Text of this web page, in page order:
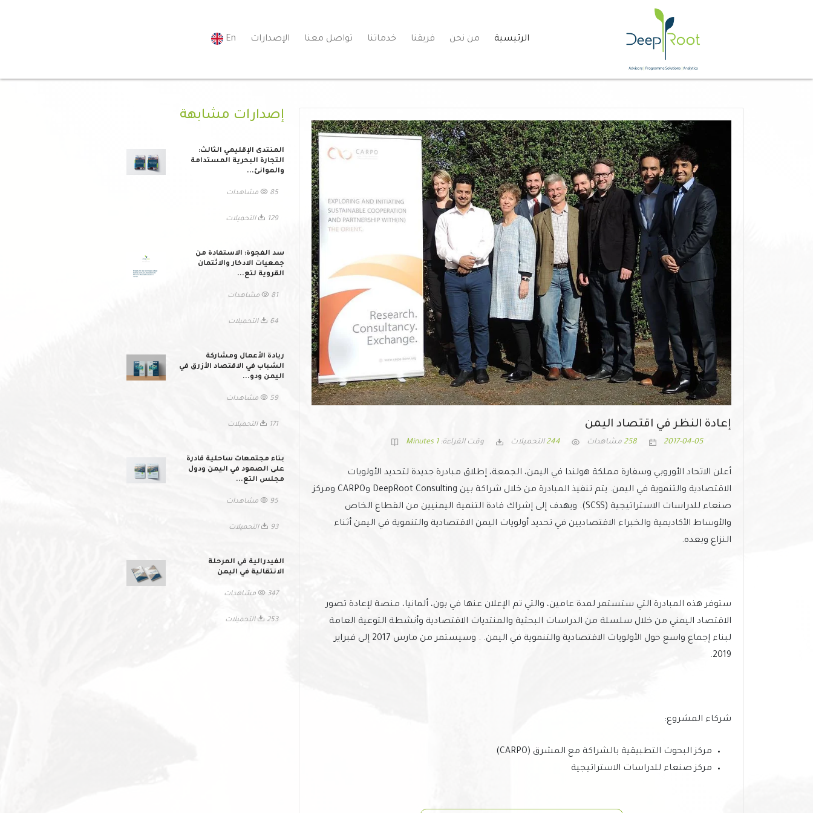
الرئيسية من نحن فريقنا خدماتنا تواصل معنا الإصدارات En
إعادة النظر في اقتصاد اليمن
2017-04-05
258 مشاهدات 244التحميلات وقت القراءة:1 Minutes
أعلن الاتحاد الأوروبي وسفارة مملكة هولندا في اليمن، الجمعة، إطلاق مبادرة جديدة لتحديد الأولويات
الاقتصادية والتنموية في اليمن. يتم تنفيذ المبادرة من خلال شراكة بين DeepRoot Consulting وCARPO ومركز
صنعاء للدراسات الاستراتيجية (SCSS). ويهدف إلى إشراك قادة التنمية اليمنيين من القطاع الخاص
والأوساط الأكاديمية والخبراء الاقتصاديين في تحديد أولويات اليمن الاقتصادية والتنموية في اليمن أثناء
النزاع وبعده.
ستوفر هذه المبادرة التي ستستمر لمدة عامين، والتي تم الإعلان عنها في بون، ألمانيا، منصة لإعادة تصور
الاقتصاد اليمني من خلال سلسلة من الدراسات البحثية والمنتديات الاقتصادية وأنشطة التوعية العامة
لبناء إجماع واسع حول الأولويات الاقتصادية والتنموية في اليمن. . وسيستمر من مارس 2017 إلى فبراير
2019.
شركاء المشروع:
مركز البحوث التطبيقية بالشراكة مع المشرق (CARPO)
مركز صنعاء للدراسات الاستراتيجية
إصدارات مشابهة
المنتدى الإقليمي الثالث:
التجارة البحرية المستدامة
والموانئ...
85 مشاهدات
129 التحميلات
سد الفجوة: الاستفادة من
جمعيات الادخار والائتمان
القروية لتع...
81 مشاهدات
64 التحميلات
ريادة الأعمال ومشاركة
الشباب في الاقتصاد الأزرق في
اليمن ودو...
59 مشاهدات
171 التحميلات
بناء مجتمعات ساحلية قادرة
على الصمود في اليمن ودول
مجلس التع...
95 مشاهدات
93 التحميلات
الفيدرالية في المرحلة
الانتقالية في اليمن
347 مشاهدات
253 التحميلات